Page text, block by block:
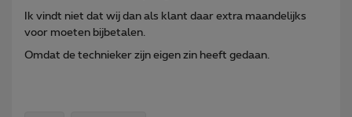
Ik vindt niet dat wij dan als klant daar extra maandelijks
voor moeten bijbetalen.
Omdat de technieker zijn eigen zin heeft gedaan.